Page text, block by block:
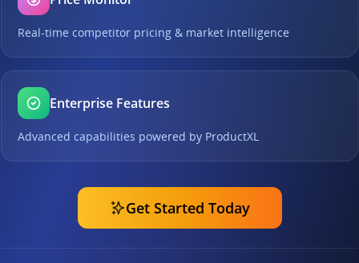
Real-time competitor pricing & market intelligence
Enterprise Features
Advanced capabilities powered by ProductXL
Get Started Today